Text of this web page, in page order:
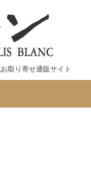
取り寄せ通販サイト